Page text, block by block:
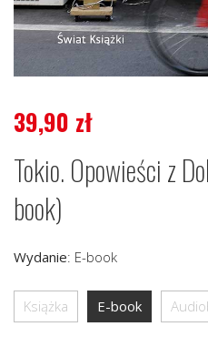
39,90 zł
Tokio. Opowieści z
book)
Wydanie: E-book
Książka E-book